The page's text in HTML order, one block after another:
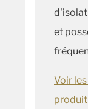
et
Voir
produit